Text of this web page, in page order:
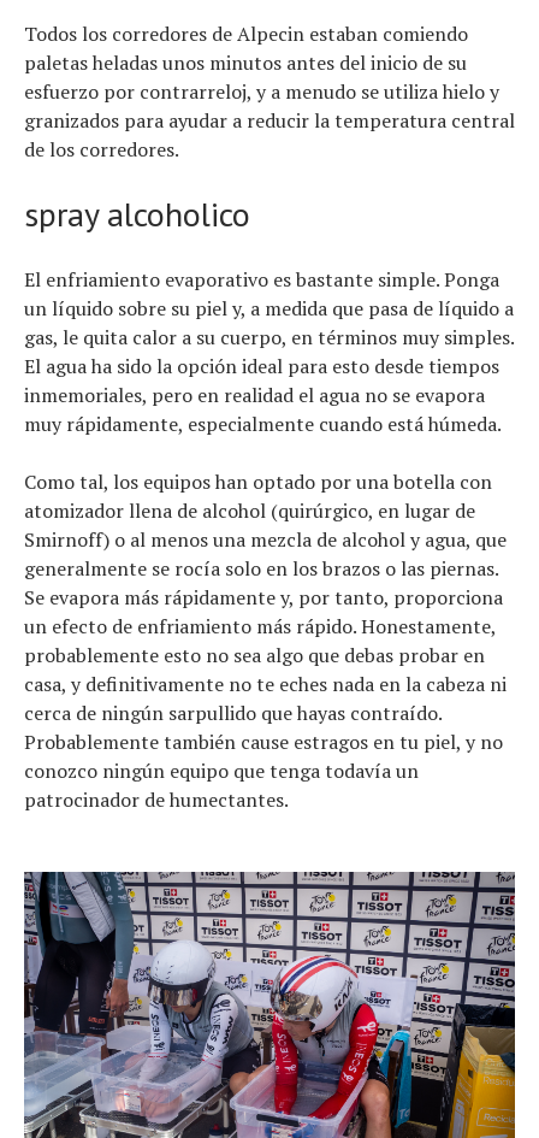
Todos los corredores de Alpecin estaban comiendo
paletas heladas unos minutos antes del inicio de su
esfuerzo por contrarreloj, y a menudo se utiliza hielo y
granizados para ayudar a reducir la temperatura central
de los corredores.
spray alcoholico
El enfriamiento evaporativo es bastante simple. Ponga
un líquido sobre su piel y, a medida que pasa de líquido a
gas, le quita calor a su cuerpo, en términos muy simples.
El agua ha sido la opción ideal para esto desde tiempos
inmemoriales, pero en realidad el agua no se evapora
muy rápidamente, especialmente cuando está húmeda.
Como tal, los equipos han optado por una botella con
atomizador llena de alcohol (quirúrgico, en lugar de
Smirnoff) o al menos una mezcla de alcohol y agua, que
generalmente se rocía solo en los brazos o las piernas.
Se evapora más rápidamente y, por tanto, proporciona
un efecto de enfriamiento más rápido. Honestamente,
probablemente esto no sea algo que debas probar en
casa, y definitivamente no te eches nada en la cabeza ni
cerca de ningún sarpullido que hayas contraído.
Probablemente también cause estragos en tu piel, y no
conozco ningún equipo que tenga todavía un
patrocinador de humectantes.